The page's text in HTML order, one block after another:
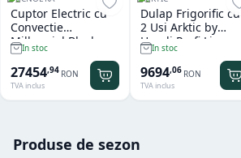
Cuptor Electric cu
Convectie
Millennial Black
Mask Gastro 11 tavi
x GN 1/1 Tecnoeka
In stoc
27454,94 RON
TVA inclus
Dulap Frigorific cu
2 Usi Arktic by
Hendi Profi Line
Seria 800 - 1.240 L
In stoc
9694,06 RON
TVA inclus
Produse de sezon